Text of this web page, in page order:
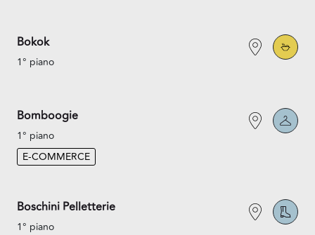
Bokok
1° piano
Bomboogie
1° piano
E-COMMERCE
Boschini Pelletterie
1° piano